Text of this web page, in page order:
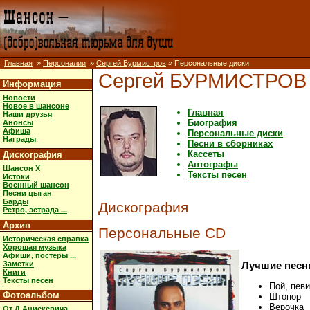
Главная » Персоналии » Сергей Бурмистров » Персональные диски
Информация
Новости
Новое в шансоне
Наши друзья
Анонсы
Афиша
Награды
Дискография
Шансон X
Истоки
Военный шансон
Песни цыган
Барды
Ретро, эстрада ...
Архив
Историческая справка
Хорошая музыка
Афиши, постеры ...
Заметки
Книги
Тексты песен
Фотоальбом
Сергей БУРМИСТРОВ
Главная
Биография
Персональные диски
Песни в сборниках
Кассеты
Автографы
Тексты песен
Дискография
Персональные CD
Лучшие
Пой,
Штопор
Верочка